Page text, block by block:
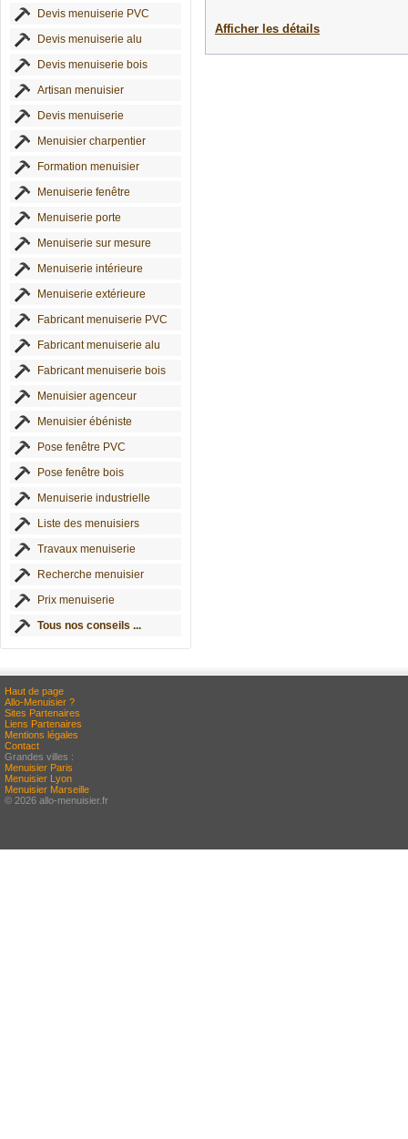
Devis menuiserie PVC
Devis menuiserie alu
Devis menuiserie bois
Artisan menuisier
Devis menuiserie
Menuisier charpentier
Formation menuisier
Menuiserie fenêtre
Menuiserie porte
Menuiserie sur mesure
Menuiserie intérieure
Menuiserie extérieure
Fabricant menuiserie PVC
Fabricant menuiserie alu
Fabricant menuiserie bois
Menuisier agenceur
Menuisier ébéniste
Pose fenêtre PVC
Pose fenêtre bois
Menuiserie industrielle
Liste des menuisiers
Travaux menuiserie
Recherche menuisier
Prix menuiserie
Tous nos conseils ...
Afficher les détails
Haut de page
Allo-Menuisier ?
Sites Partenaires
Liens Partenaires
Mentions légales
Contact
Grandes villes :
Menuisier Paris
Menuisier Lyon
Menuisier Marseille
© 2026 allo-menuisier.fr